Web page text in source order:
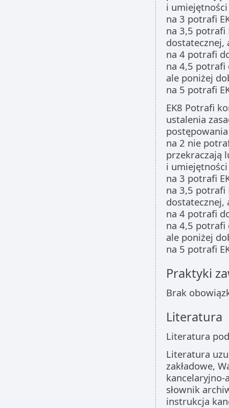
i umiejętności
na 3 potrafi
na 3,5 potrafi
dostatecznej,
na 4 potrafi
na 4,5 potrafi
ale poniżej
na 5 potrafi
EK8 Potrafi
ustalenia
na 2 nie
przekraczają
i umiejętności
na 3 potrafi
na 3,5 potrafi
dostatecznej,
na 4 potrafi
na 4,5 potrafi
ale poniżej
na 5 potrafi
Praktyki
Brak
Literatura
Literatura
Literatura
zakładowe,
kancelaryjno-
słownik
instrukcja